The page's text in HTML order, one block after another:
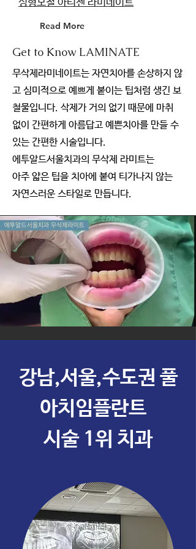
성형보철 아티젠 라미네이트
Read More
Get to Know LAMINATE
무삭제라미네이트는 자연치아를 손상하지 않
고 심미적으로 예쁘게 붙이는 팁처럼 생긴 보
철물입니다. 삭제가 거의 없기 때문에 마취
없이 간편하게 아름답고 예쁜치아를 만들 수
있는 간편한 시술입니다.
에투알드서울치과의 무삭제 라미트는
아주 얇은 팁을 치아에 붙여 티가나지 않는
자연스러운 스타일로 만듭니다.
​강남,서울,수도권 풀
아치임플란트
시술 1위 치과